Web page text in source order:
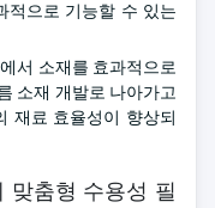
적으로 기능할 수 있는
서 소재를 효과적으로
소재 개발로 나아가고
재료 효율성이 향상되
맞춤형 수용성 필